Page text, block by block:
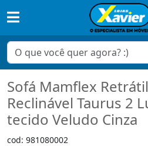
Sofá Mamflex
Reclinável Taurus 2
tecido Veludo Cinza
cod: 981080002